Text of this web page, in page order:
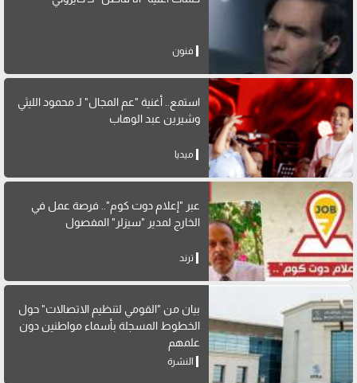
فنون
استمع.. أغنية "عم المجال" لـ محمود الليثي
وشيرين عبد الوهاب
ميديا
عبر "إعلام دوت كوم".. فرصة عمل في
الخارج لمدير "سيزلر" المفصول
ترند
بيان من "القومي لتنظيم الاتصالات" حول
الخطوط المسجلة بأسماء مواطنين دون
علمهم
النشرة